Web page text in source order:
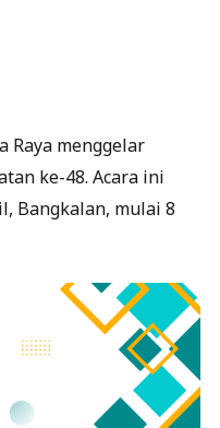
Raya menggelar
ke-48. Acara ini
Bangkalan, mulai 8